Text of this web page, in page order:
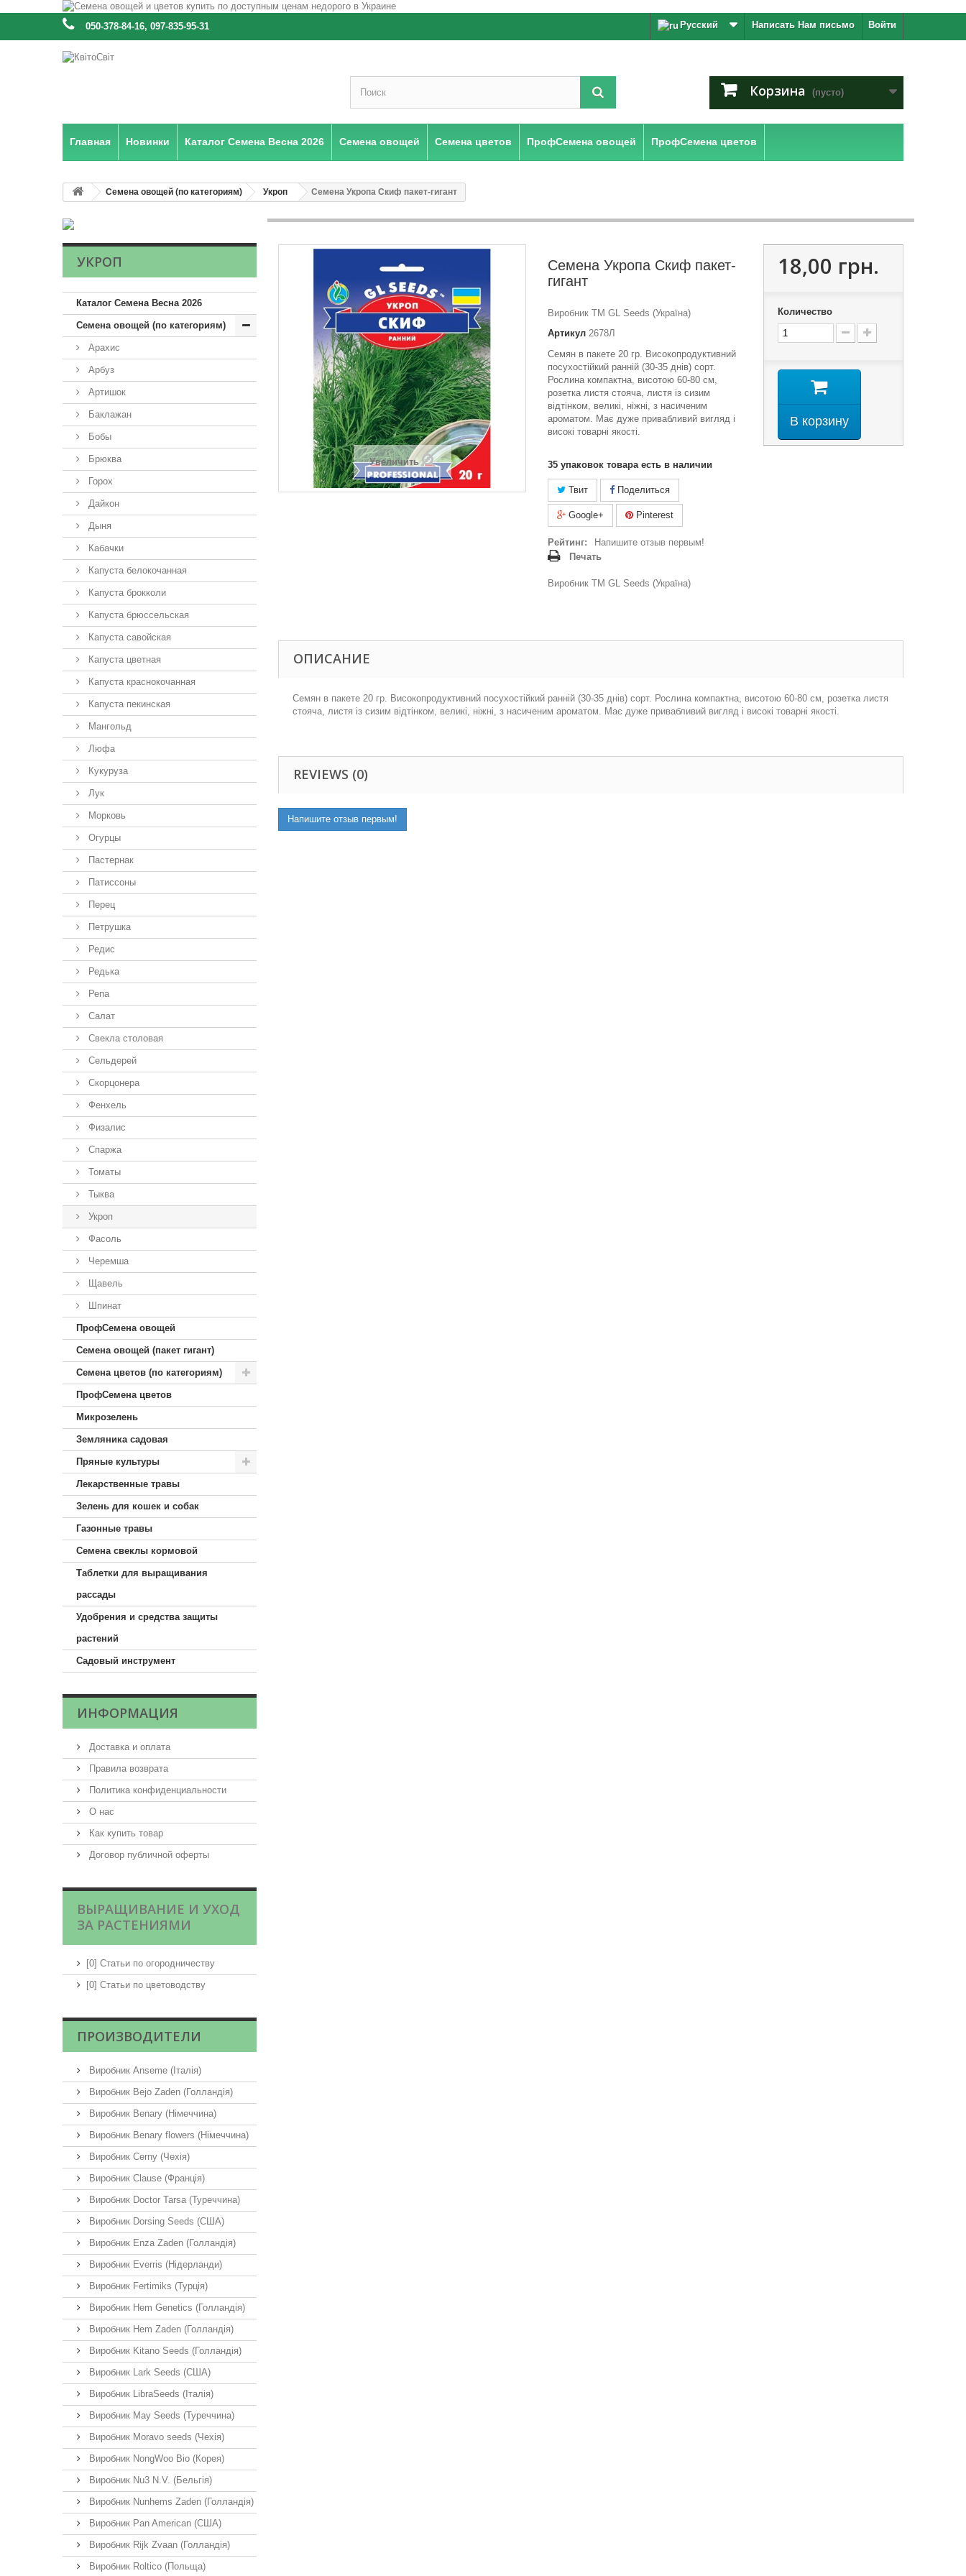
Войти
Написать Нам письмо
: 050-378-84-16, 097-835-95-31 Русский
Корзина (пусто)
Главная Новинки Каталог Семена Весна 2026 Семена овощей Семена цветов ПрофСемена овощей ПрофСемена цветов
Семена овощей (по категориям) Укроп Семена Укропа Скиф пакет-гигант
УКРОП
Каталог Семена Весна 2026
Семена овощей (по категориям)
Арахис
Арбуз
Артишок
Баклажан
Бобы
Брюква
Горох
Дайкон
Дыня
Кабачки
Капуста белокочанная
Капуста брокколи
Капуста брюссельская
Капуста савойская
Капуста цветная
Капуста краснокочанная
Капуста пекинская
Мангольд
Люфа
Кукуруза
Лук
Морковь
Огурцы
Пастернак
Патиссоны
Перец
Петрушка
Редис
Редька
Репа
Салат
Свекла столовая
Сельдерей
Скорцонера
Фенхель
Физалис
Спаржа
Томаты
Тыква
Укроп
Фасоль
Черемша
Щавель
Шпинат
ПрофСемена овощей
Семена овощей (пакет гигант)
Семена цветов (по категориям)
ПрофСемена цветов
Микрозелень
Земляника садовая
Пряные культуры
Лекарственные травы
Зелень для кошек и собак
Газонные травы
Семена свеклы кормовой
Таблетки для выращивания
рассады
Удобрения и средства защиты
растений
Садовый инструмент
ИНФОРМАЦИЯ
Доставка и оплата
Правила возврата
Политика конфиденциальности
О нас
Как купить товар
Договор публичной оферты
ВЫРАЩИВАНИЕ И УХОД
ЗА РАСТЕНИЯМИ
[0] Статьи по огородничеству
[0] Статьи по цветоводству
ПРОИЗВОДИТЕЛИ
Виробник Anseme (Італія)
Виробник Bejo Zaden (Голландія)
Виробник Benary (Німеччина)
Виробник Benary flowers (Німеччина)
Виробник Cerny (Чехія)
Виробник Clause (Франція)
Виробник Doctor Tarsa (Туреччина)
Виробник Dorsing Seeds (США)
Виробник Enza Zaden (Голландія)
Виробник Everris (Нідерланди)
Виробник Fertimiks (Турція)
Виробник Hem Genetics (Голландія)
Виробник Hem Zaden (Голландія)
Виробник Kitano Seeds (Голландія)
Виробник Lark Seeds (США)
Виробник LibraSeeds (Італія)
Виробник May Seeds (Туреччина)
Виробник Moravo seeds (Чехія)
Виробник NongWoo Bio (Корея)
Виробник Nu3 N.V. (Бельгія)
Виробник Nunhems Zaden (Голландія)
Виробник Pan American (США)
Виробник Rijk Zvaan (Голландія)
Виробник Roltico (Польща)
Увеличить
Семена Укропа Скиф пакет-
гигант
Виробник ТМ GL Seeds (Україна)
Артикул 2678Л
Семян в пакете 20 гр. Високопродуктивний
посухостійкий ранній (30-35 днів) сорт.
Рослина компактна, висотою 60-80 см,
розетка листя стояча, листя із сизим
відтінком, великі, ніжні, з насиченим
ароматом. Має дуже привабливий вигляд і
високі товарні якості.
35 упаковок товара есть в наличии
Твит Поделиться
Google+ Pinterest
Рейтинг:
Напишите отзыв первым!
Печать
Виробник ТМ GL Seeds (Україна)
18,00 грн.
Количество
В корзину
ОПИСАНИЕ
Семян в пакете 20 гр. Високопродуктивний посухостійкий ранній (30-35 днів) сорт. Рослина компактна, висотою 60-80 см, розетка листя
стояча, листя із сизим відтінком, великі, ніжні, з насиченим ароматом. Має дуже привабливий вигляд і високі товарні якості.
REVIEWS (0)
Напишите отзыв первым!